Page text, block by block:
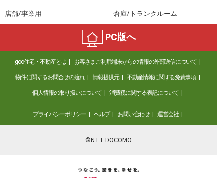
店舗/事業用 倉庫/トランクルーム
PC版へ
goo住宅・不動産とは お客さまご利用端末からの情報の外部送信について
物件に関するお問合せの流れ 情報提供元 不動産情報に関する免責事項
個人情報の取り扱いについて 消費税に関する表記について
プライバシーポリシー ヘルプ お問い合わせ 運営会社
©NTT DOCOMO